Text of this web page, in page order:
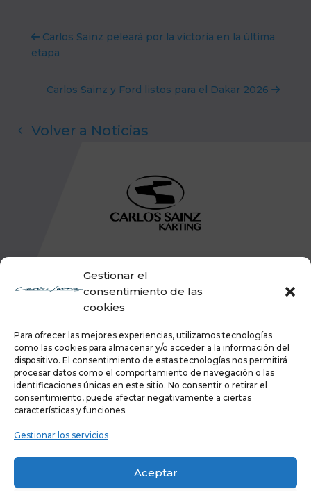
Gestionar el
consentimiento de las
cookies
Para ofrecer las mejores experiencias, utilizamos tecnologías
como las cookies para almacenar y/o acceder a la información del
dispositivo. El consentimiento de estas tecnologías nos permitirá
procesar datos como el comportamiento de navegación o las
identificaciones únicas en este sitio. No consentir o retirar el
consentimiento, puede afectar negativamente a ciertas
características y funciones.
Gestionar los servicios
Aceptar
Carlos Sainz peleará por la victoria en la última
etapa
Carlos Sainz y Ford listos para el Dakar 2026
Volver a Noticias